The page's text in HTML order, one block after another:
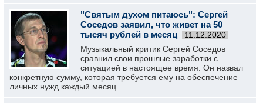
"Святым духом питаюсь": Сергей
Соседов заявил, что живет на 50
тысяч рублей в месяц
11.12.2020
Музыкальный критик Сергей Соседов
сравнил свои прошлые заработки с
ситуацией в настоящее время. Он назвал
конкретную сумму, которая требуется ему на обеспечение
личных нужд каждый месяц.